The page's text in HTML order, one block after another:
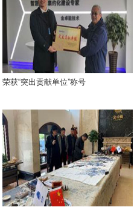
荣获“突出贡献单位”称号